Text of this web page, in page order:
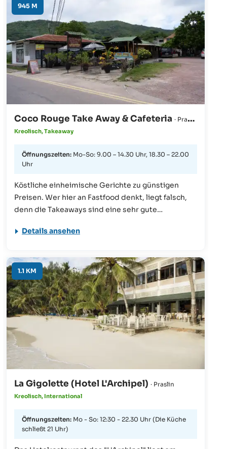
945 M
Coco Rouge Take Away & Cafeteria · Praslin
Kreolisch, Takeaway
Öffnungszeiten: Mo-So: 9.00 – 14.30 Uhr, 18.30 – 22.00
Uhr
Köstliche einheimische Gerichte zu günstigen
Preisen. Wer hier an Fastfood denkt, liegt falsch,
denn die Takeaways sind eine sehr gute
Details ansehen
1.1 KM
La Gigolette (Hotel L'Archipel) · Praslin
Kreolisch, International
Öffnungszeiten: Mo - So: 12:30 - 22.30 Uhr (Die Küche
schließt 21 Uhr)